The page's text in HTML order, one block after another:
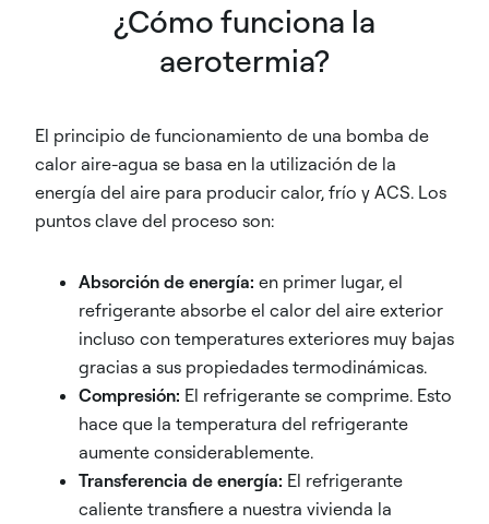
¿Cómo funciona la
aerotermia?
El principio de funcionamiento de una bomba de
calor aire-agua se basa en la utilización de la
energía del aire para producir calor, frío y ACS. Los
puntos clave del proceso son:
Absorción de energía: en primer lugar, el
refrigerante absorbe el calor del aire exterior
incluso con temperatures exteriores muy bajas
gracias a sus propiedades termodinámicas.
Compresión: El refrigerante se comprime. Esto
hace que la temperatura del refrigerante
aumente considerablemente.
Transferencia de energía: El refrigerante
caliente transfiere a nuestra vivienda la